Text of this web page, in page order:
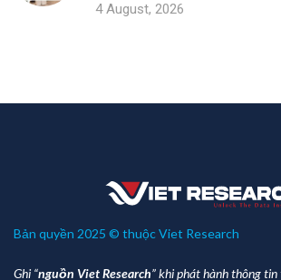
4 August, 2026
Bản quyền 2025 © thuộc Viet Research
Ghi “nguồn Viet Research” khi phát hành thông